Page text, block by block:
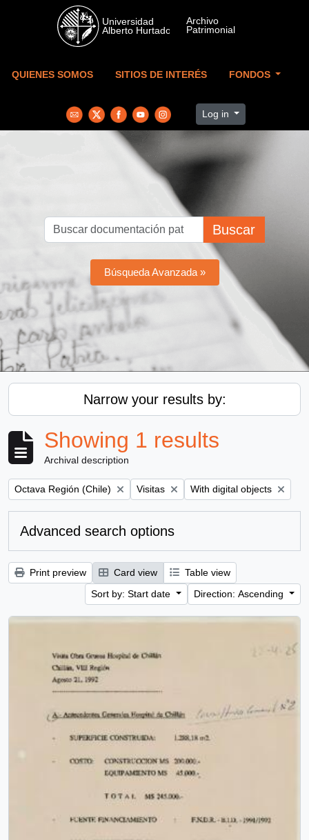
Skip to main content
QUIENES SOMOS SITIOS DE INTERÉS FONDOS
Log in
Buscar
Búsqueda Avanzada »
Narrow your results by:
Showing 1 results
Archival description
Remove filter:
Octava Región (Chile) Remove filter:
Visitas Remove filter:
With digital objects
Advanced search options
Print preview Card view
Table view
Sort by: Start date
Direction: Ascending